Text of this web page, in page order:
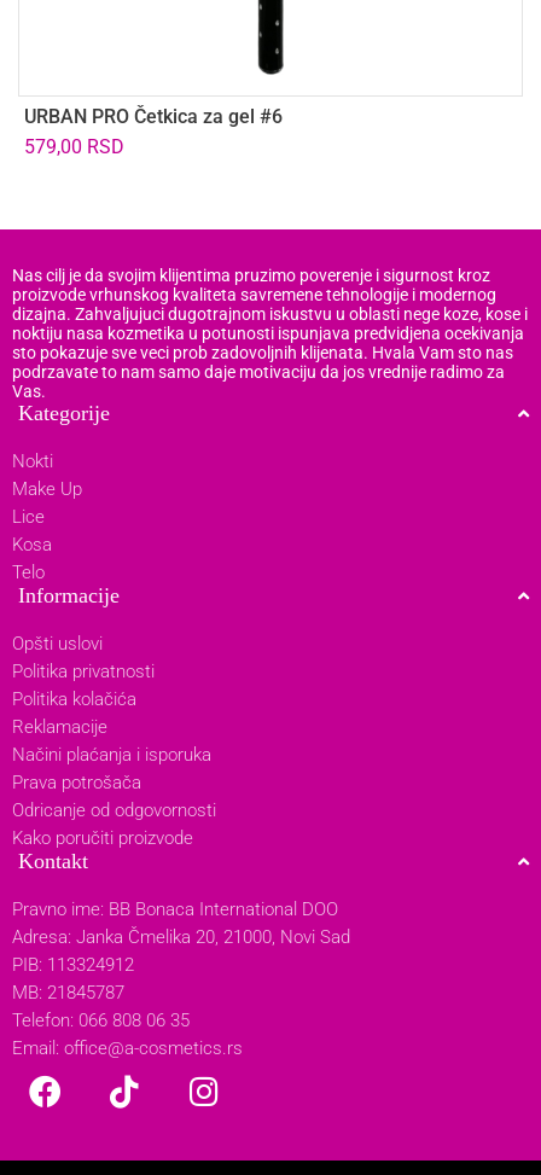
URBAN PRO Četkica za gel #6
579,00 RSD
Nas cilj je da svojim klijentima pruzimo poverenje i sigurnost kroz
proizvode vrhunskog kvaliteta savremene tehnologije i modernog
dizajna. Zahvaljujuci dugotrajnom iskustvu u oblasti nege koze, kose i
noktiju nasa kozmetika u potunosti ispunjava predvidjena ocekivanja
sto pokazuje sve veci prob zadovoljnih klijenata. Hvala Vam sto nas
podrzavate to nam samo daje motivaciju da jos vrednije radimo za
Vas.
Kategorije
Nokti
Make Up
Lice
Kosa
Telo
Informacije
Opšti uslovi
Politika privatnosti
Politika kolačića
Reklamacije
Načini plaćanja i isporuka
Prava potrošača
Odricanje od odgovornosti
Kako poručiti proizvode
Kontakt
Pravno ime: BB Bonaca International DOO
Adresa: Janka Čmelika 20, 21000, Novi Sad
PIB: 113324912
MB: 21845787
Telefon: 066 808 06 35
Email: office@a-cosmetics.rs